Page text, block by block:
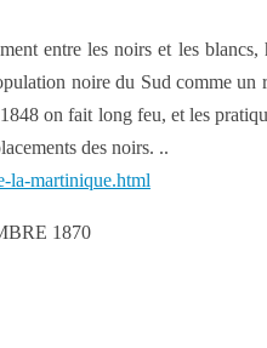
entre les noirs et les blancs,
noire du Sud comme un
on fait long feu, et les
des noirs. ..
la-martinique.html
1870